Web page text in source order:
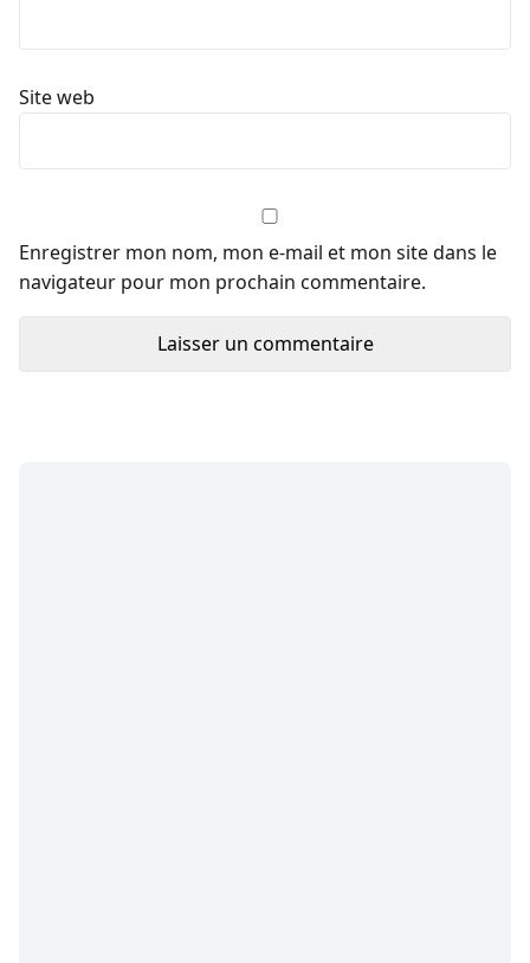
Site web
Enregistrer mon nom, mon e-mail et mon site dans le
navigateur pour mon prochain commentaire.